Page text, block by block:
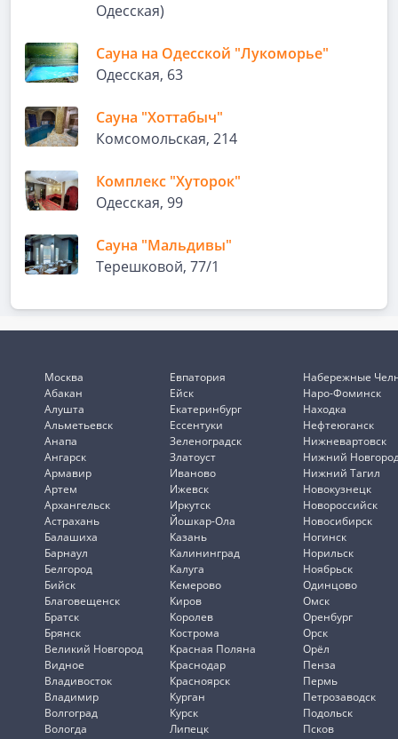
Одесская)
Сауна на Одесской "Лукоморье"
Одесская, 63
Сауна "Хоттабыч"
Комсомольская, 214
Комплекс "Хуторок"
Одесская, 99
Сауна "Мальдивы"
Терешковой, 77/1
Москва
Абакан
Алушта
Альметьевск
Анапа
Ангарск
Армавир
Артем
Архангельск
Астрахань
Балашиха
Барнаул
Белгород
Бийск
Благовещенск
Братск
Брянск
Великий Новгород
Видное
Владивосток
Владимир
Волгоград
Вологда
Евпатория
Ейск
Екатеринбург
Ессентуки
Зеленоградск
Златоуст
Иваново
Ижевск
Иркутск
Йошкар-Ола
Казань
Калининград
Калуга
Кемерово
Киров
Королев
Кострома
Красная Поляна
Краснодар
Красноярск
Курган
Курск
Липецк
Набережные
Наро-Фоминск
Находка
Нефтеюганск
Нижневартовск
Нижний
Нижний Тагил
Новокузнецк
Новороссийск
Новосибирск
Ногинск
Норильск
Ноябрьск
Одинцово
Омск
Оренбург
Орск
Орёл
Пенза
Пермь
Петрозаводск
Подольск
Псков